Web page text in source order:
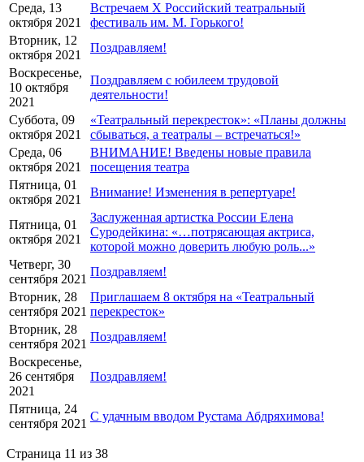
Среда, 13
октября 2021
Встречаем Х Российский театральный
фестиваль им. М. Горького!
Вторник, 12
октября 2021
Поздравляем!
Воскресенье,
10 октября
2021
Поздравляем с юбилеем трудовой
деятельности!
Суббота, 09
октября 2021
«Театральный перекресток»: «Планы должны
сбываться, а театралы – встречаться!»
Среда, 06
октября 2021
ВНИМАНИЕ! Введены новые правила
посещения театра
Пятница, 01
октября 2021
Внимание! Изменения в репертуаре!
Пятница, 01
октября 2021
Заслуженная артистка России Елена
Суродейкина: «…потрясающая актриса,
которой можно доверить любую роль...»
Четверг, 30
сентября 2021
Поздравляем!
Вторник, 28
сентября 2021
Приглашаем 8 октября на «Театральный
перекресток»
Вторник, 28
сентября 2021
Поздравляем!
Воскресенье,
26 сентября
2021
Поздравляем!
Пятница, 24
сентября 2021
С удачным вводом Рустама Абдряхимова!
Страница 11 из 38